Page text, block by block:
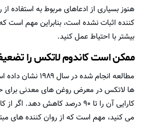
هنوز بسیاری از ادعاهای مربوط به استفاده
کننده اثبات نشده است، بنابراین مهم است
بیشتر با احتیاط عمل کنید.
ممکن است کاندوم لاتکس را
مطالعه انجام شده در
کارایی آن را تا ۹۰ درصد کاهش
می کنید، مهم است که از روان کننده های